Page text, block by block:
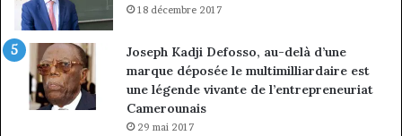
18 décembre 2017
Joseph Kadji Defosso, au-delà d’une
marque déposée le multimilliardaire est
une légende vivante de l’entrepreneuriat
Camerounais
29 mai 2017